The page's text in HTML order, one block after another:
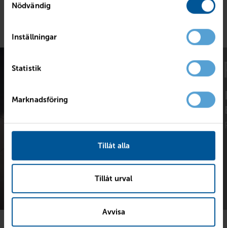
Nödvändig
Inställningar
Statistik
Marknadsföring
Tillåt alla
Tillåt urval
Avvisa
Privatleasing från 3 480 kr/mån